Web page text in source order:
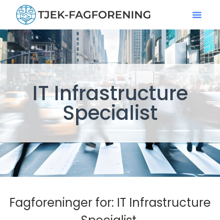
IT Infrastructure
Specialist
Fagforeninger for: IT Infrastructure